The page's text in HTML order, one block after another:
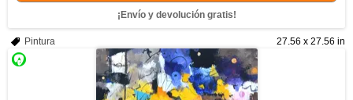
¡Envío y devolución gratis!
27.56 x 27.56 in
Pintura